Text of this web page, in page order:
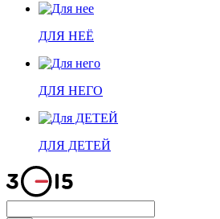
ДЛЯ НЕЁ
ДЛЯ НЕГО
ДЛЯ ДЕТЕЙ